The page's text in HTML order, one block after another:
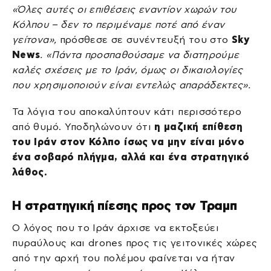
«Όλες αυτές οι επιθέσεις εναντίον χωρών του
Κόλπου – δεν το περιμέναμε ποτέ από έναν
γείτονα», πρόσθεσε σε συνέντευξή του στο Sky
News. «Πάντα προσπαθούσαμε να διατηρούμε
καλές σχέσεις με το Ιράν, όμως οι δικαιολογίες
που χρησιμοποιούν είναι εντελώς απαράδεκτες».
Τα λόγια του αποκαλύπτουν κάτι περισσότερο
από θυμό. Υποδηλώνουν ότι η μαζική επίθεση
του Ιράν στον Κόλπο ίσως να μην είναι μόνο
ένα σοβαρό πλήγμα, αλλά και ένα στρατηγικό
λάθος.
Η στρατηγική πίεσης προς τον Τραμπ
Ο λόγος που το Ιράν άρχισε να εκτοξεύει
πυραύλους και drones προς τις γειτονικές χώρες
από την αρχή του πολέμου φαίνεται να ήταν